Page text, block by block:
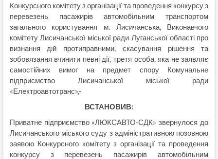
Конкурсного комітету з організації та проведення конкурсу з
перевезень пасажирів автомобільним транспортом
загального користування м. Лисичанська, Виконавчого
комітету Лисичанської міської ради Луганської області про
визнання дій протиправними, скасування рішення та
зобовязання вчинити певні дії, третя особа, яка не заявляє
самостійних вимог на предмет спору Комунальне
підприємство Лисичанської міської ради
«Електроавтотранс»,-
ВСТАНОВИВ:
Приватне підприємство «ЛЮКСАВТО-СДК» звернулося до
Лисичанського міського суду з адміністративною позовною
заявою Конкурсного комітету з організації та проведення
конкурсу з перевезень пасажирів автомобільним